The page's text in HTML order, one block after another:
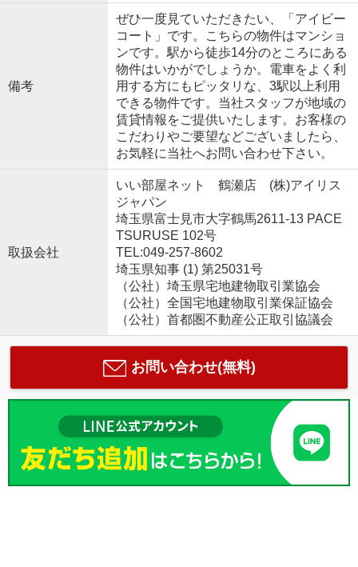
備考
ぜひ一度見ていただきたい、「アイビー
コート」です。こちらの物件はマンショ
ンです。駅から徒歩14分のところにある
物件はいかがでしょうか。電車をよく利
用する方にもピッタリな、3駅以上利用
できる物件です。当社スタッフが地域の
賃貸情報をご提供いたします。お客様の
こだわりやご要望などございましたら、
お気軽に当社へお問い合わせ下さい。
取扱会社
いい部屋ネット 鶴瀬店 (株)アイリス
ジャパン
埼玉県富士見市大字鶴馬2611-13 PACE
TSURUSE 102号
TEL:049-257-8602
埼玉県知事 (1) 第25031号
（公社）埼玉県宅地建物取引業協会
（公社）全国宅地建物取引業保証協会
（公社）首都圏不動産公正取引協議会
お問い合わせ(無料)